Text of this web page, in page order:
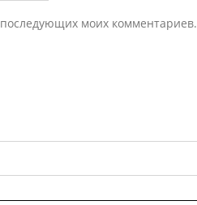
моих комментариев.